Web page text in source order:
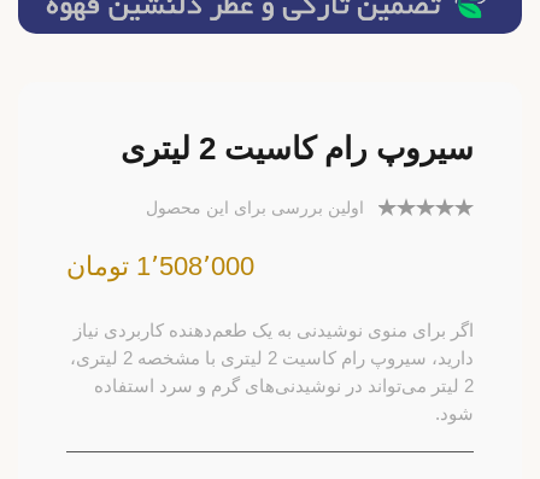
سیروپ رام کاسیت 2 لیتری
اولین بررسی برای این محصول
1٬508٬000 تومان
اگر برای منوی نوشیدنی به یک طعم‌دهنده کاربردی نیاز
دارید، سیروپ رام کاسیت 2 لیتری با مشخصه 2 لیتری،
2 لیتر می‌تواند در نوشیدنی‌های گرم و سرد استفاده
شود.